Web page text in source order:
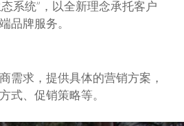
系统”，以全新理念承托客户
品牌服务。
需求，提供具体的营销方案，
式、促销策略等。